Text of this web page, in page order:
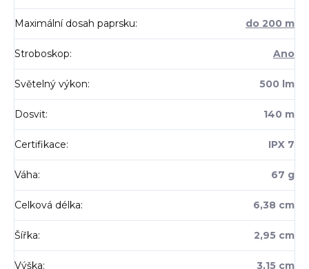
Maximální dosah paprsku: do 200 m
Stroboskop: Ano
Světelný výkon: 500 lm
Dosvit: 140 m
Certifikace: IPX 7
Váha: 67 g
Celková délka: 6,38 cm
Šířka: 2,95 cm
Výška: 3,15 cm